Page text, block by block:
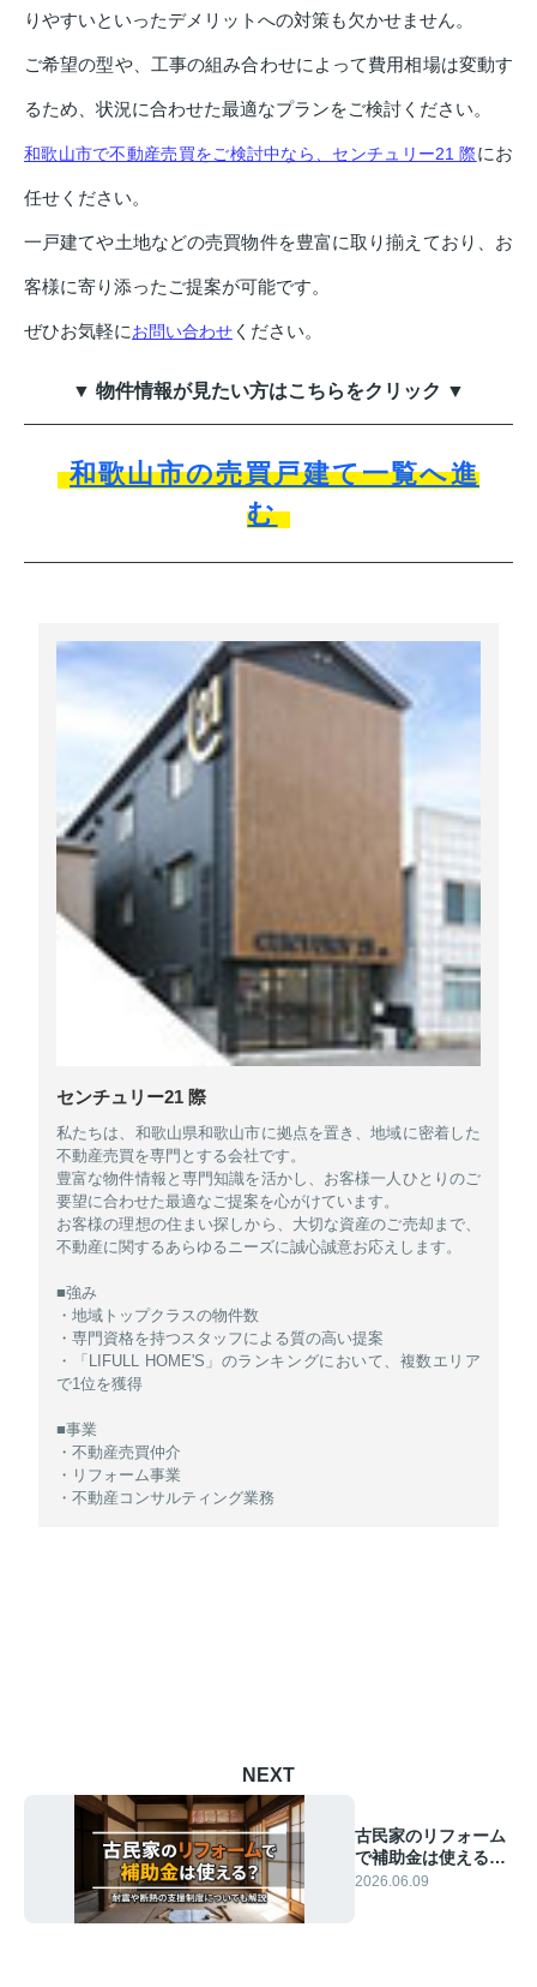
りやすいといったデメリットへの対策も欠かせません。
ご希望の型や、工事の組み合わせによって費用相場は変動す
るため、状況に合わせた最適なプランをご検討ください。
和歌山市で不動産売買をご検討中なら、センチュリー21 際にお
任せください。
一戸建てや土地などの売買物件を豊富に取り揃えており、お
客様に寄り添ったご提案が可能です。
ぜひお気軽にお問い合わせ ください。
▼ 物件情報が見たい方はこちらをクリック ▼
和歌山市の売買戸建て一覧へ進
む
センチュリー21 際
私たちは、和歌山県和歌山市に拠点を置き、地域に密着した
不動産売買を専門とする会社です。
豊富な物件情報と専門知識を活かし、お客様一人ひとりのご
要望に合わせた最適なご提案を心がけています。
お客様の理想の住まい探しから、大切な資産のご売却まで、
不動産に関するあらゆるニーズに誠心誠意お応えします。
■強み
・地域トップクラスの物件数
・専門資格を持つスタッフによる質の高い提案
・「LIFULL HOME'S」のランキングにおいて、複数エリア
で1位を獲得
■事業
・不動産売買仲介
・リフォーム事業
・不動産コンサルティング業務
NEXT
古民家のリフォーム
で補助金は使える？
耐震や断熱の支援制
2026.06.09